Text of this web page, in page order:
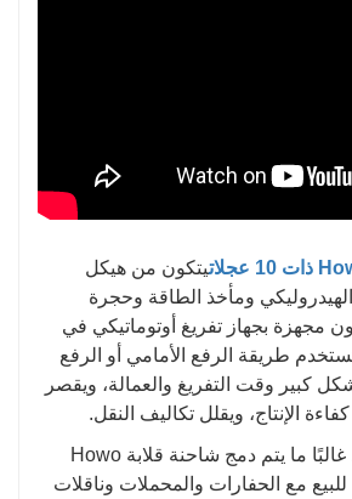
يتكون من هيكل
الهيدروليكي ومأخذ الطاقة وحجرة
مجهزة بجهاز تفريغ أوتوماتيكي في
طريقة الرفع الأمامي أو الرفع
كبير وقت التفريغ والعمالة، ويقصر
الإنتاج، ويقلل تكاليف النقل.
في الهندسة المدنية، غالبًا ما يتم دمج شاحنة قلابة Howo
عجلات للبيع مع الحفارات والمحملات وناقلات